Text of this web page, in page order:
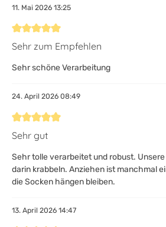
11. Mai 2026 13:25
Bewertung mit 5 von 5 Sternen
Sehr zum Empfehlen
Sehr schöne Verarbeitung
24. April 2026 08:49
Bewertung mit 5 von 5 Sternen
Sehr gut
Sehr tolle verarbeitet und robust.
darin krabbeln. Anziehen ist manchmal
die Socken hängen bleiben.
13. April 2026 14:47